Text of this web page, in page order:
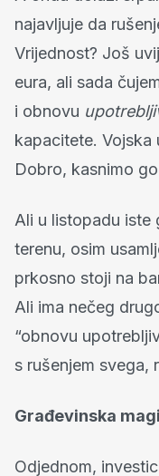
najavljuje da
Vrijednost? Još
eura, ali sada
i obnovu
kapacitete. Vojska
Dobro, kasnimo
Ali u listopadu iste
terenu, osim
prkosno stoji na
Ali ima nečeg
“obnovu
s rušenjem svega,
Građevinska
Odjednom,